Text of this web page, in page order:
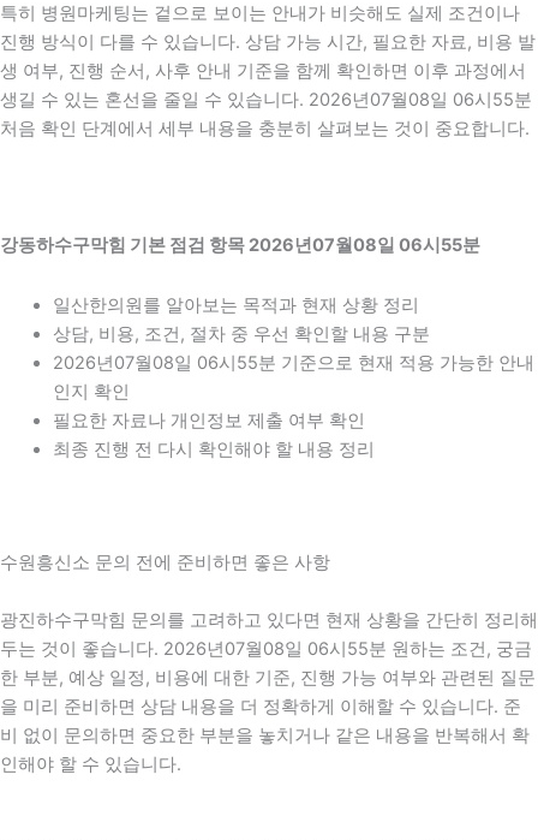
특히 병원마케팅는 겉으로 보이는 안내가 비슷해도 실제 조건이나
진행 방식이 다를 수 있습니다. 상담 가능 시간, 필요한 자료, 비용 발
생 여부, 진행 순서, 사후 안내 기준을 함께 확인하면 이후 과정에서
생길 수 있는 혼선을 줄일 수 있습니다. 2026년07월08일 06시55분
처음 확인 단계에서 세부 내용을 충분히 살펴보는 것이 중요합니다.
강동하수구막힘 기본 점검 항목 2026년07월08일 06시55분
일산한의원를 알아보는 목적과 현재 상황 정리
상담, 비용, 조건, 절차 중 우선 확인할 내용 구분
2026년07월08일 06시55분 기준으로 현재 적용 가능한 안내
인지 확인
필요한 자료나 개인정보 제출 여부 확인
최종 진행 전 다시 확인해야 할 내용 정리
수원흥신소 문의 전에 준비하면 좋은 사항
광진하수구막힘 문의를 고려하고 있다면 현재 상황을 간단히 정리해
두는 것이 좋습니다. 2026년07월08일 06시55분 원하는 조건, 궁금
한 부분, 예상 일정, 비용에 대한 기준, 진행 가능 여부와 관련된 질문
을 미리 준비하면 상담 내용을 더 정확하게 이해할 수 있습니다. 준
비 없이 문의하면 중요한 부분을 놓치거나 같은 내용을 반복해서 확
인해야 할 수 있습니다.